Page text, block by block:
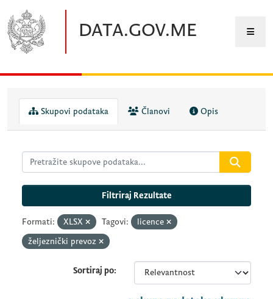
DATA.GOV.ME
Skupovi podataka Članovi Opis
Filtriraj Rezultate
Formati: XLSX Tagovi:
licence
željeznički prevoz
Sortiraj po